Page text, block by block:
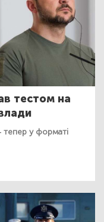
тестом на
у форматі